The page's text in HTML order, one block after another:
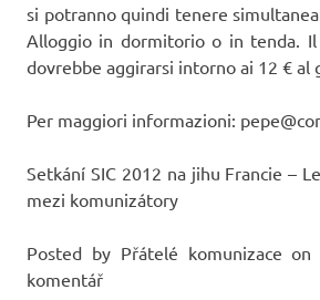
si potranno quindi tenere
Alloggio in dormitorio o in tenda. Il
dovrebbe aggirarsi intorno ai 12 € al
Per maggiori informazioni:
Setkání SIC 2012 na jihu Francie –
mezi komunizátory
Posted by Přátelé komunizace on
komentář